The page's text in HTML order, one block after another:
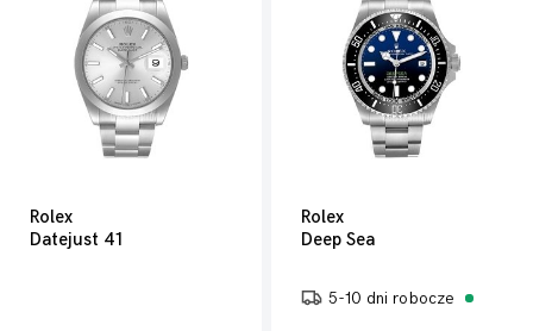
Rolex
Datejust 41
Rolex
Deep Sea
5-10 dni robocze